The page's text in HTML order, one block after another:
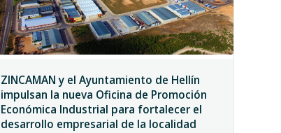
ZINCAMAN y el Ayuntamiento de Hellín
impulsan la nueva Oficina de Promoción
Económica Industrial para fortalecer el
desarrollo empresarial de la localidad